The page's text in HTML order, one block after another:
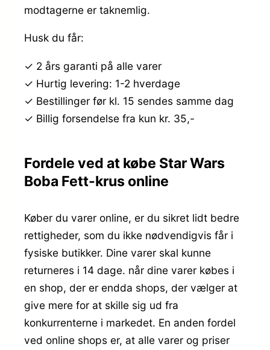
modtagerne er taknemlig.
Husk du får:
✓ 2 års garanti på alle varer
✓ Hurtig levering: 1-2 hverdage
✓ Bestillinger før kl. 15 sendes samme dag
✓ Billig forsendelse fra kun kr. 35,-
Fordele ved at købe Star Wars
Boba Fett-krus online
Køber du varer online, er du sikret lidt bedre
rettigheder, som du ikke nødvendigvis får i
fysiske butikker. Dine varer skal kunne
returneres i 14 dage. når dine varer købes i
en shop, der er endda shops, der vælger at
give mere for at skille sig ud fra
konkurrenterne i markedet. En anden fordel
ved online shops er, at alle varer og priser